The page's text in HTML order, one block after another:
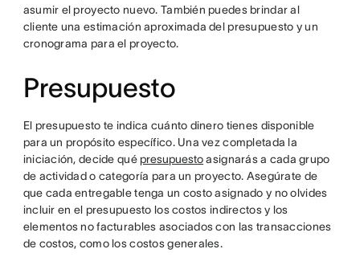
asumir el proyecto nuevo. También puedes brindar al
cliente una estimación aproximada del presupuesto y un
cronograma para el proyecto.
Presupuesto
El presupuesto te indica cuánto dinero tienes disponible
para un propósito específico. Una vez completada la
iniciación, decide qué presupuestoasignarás a cada grupo
de actividad o categoría para un proyecto. Asegúrate de
que cada entregable tenga un costo asignado y no olvides
incluir en el presupuesto los costos indirectos y los
elementos no facturables asociados con las transacciones
de costos, como los costos generales.